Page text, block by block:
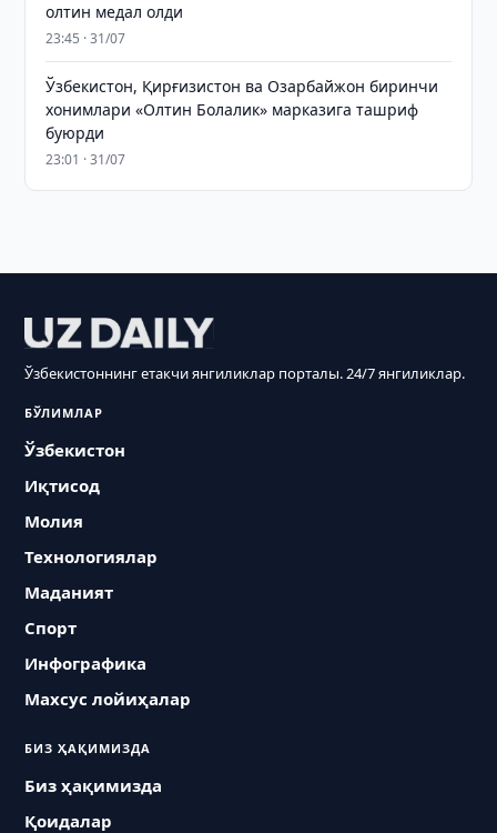
олтин медал олди
23:45 · 31/07
Ўзбекистон, Қирғизистон ва Озарбайжон биринчи
хонимлари «Олтин Болалик» марказига ташриф
буюрди
23:01 · 31/07
Ўзбекистоннинг етакчи янгиликлар порталы. 24/7 янгиликлар.
БЎЛИМЛАР
Ўзбекистон
Иқтисод
Молия
Технологиялар
Маданият
Спорт
Инфографика
Махсус лойиҳалар
БИЗ ҲАҚИМИЗДА
Биз ҳақимизда
Қоидалар